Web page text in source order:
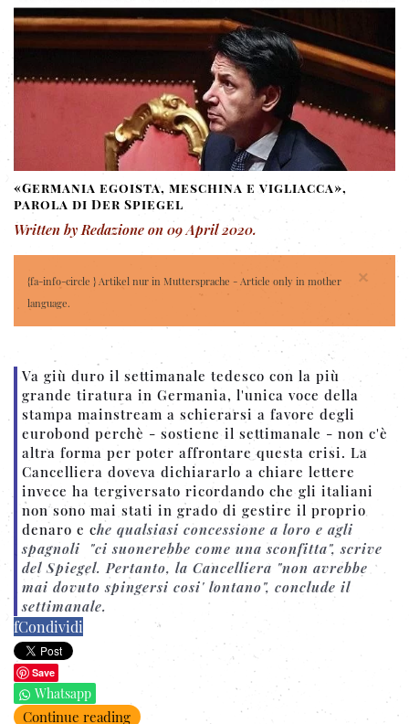
«Germania egoista, meschina e vigliacca»,
parola di Der Spiegel
Written by Redazione on 09 April 2020.
×
{fa-info-circle } Artikel nur in Muttersprache - Article only in mother
language.
Va giù duro il settimanale tedesco con la più
grande tiratura in Germania, l'unica voce della
stampa mainstream a schierarsi a favore degli
eurobond perchè - sostiene il settimanale - non c'è
altra forma per poter affrontare questa crisi. La
Cancelliera doveva dichiararlo a chiare lettere
invece ha tergiversato ricordando che gli italiani
non sono mai stati in grado di gestire il proprio
denaro e che qualsiasi concessione a loro e agli
spagnoli "ci suonerebbe come una sconfitta", scrive
del Spiegel. Pertanto, la Cancelliera "non avrebbe
mai dovuto spingersi cosi' lontano", conclude il
settimanale.
fCondividi
Save
Whatsapp
Continue reading